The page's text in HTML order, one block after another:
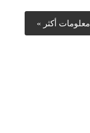
معلومات أكثر »